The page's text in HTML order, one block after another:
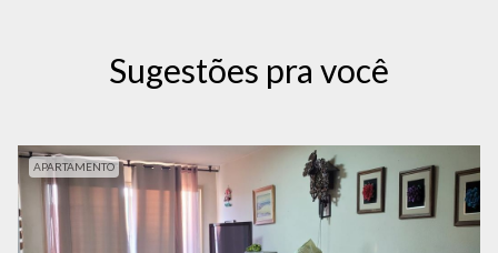
Sugestões pra você
APARTAMENTO